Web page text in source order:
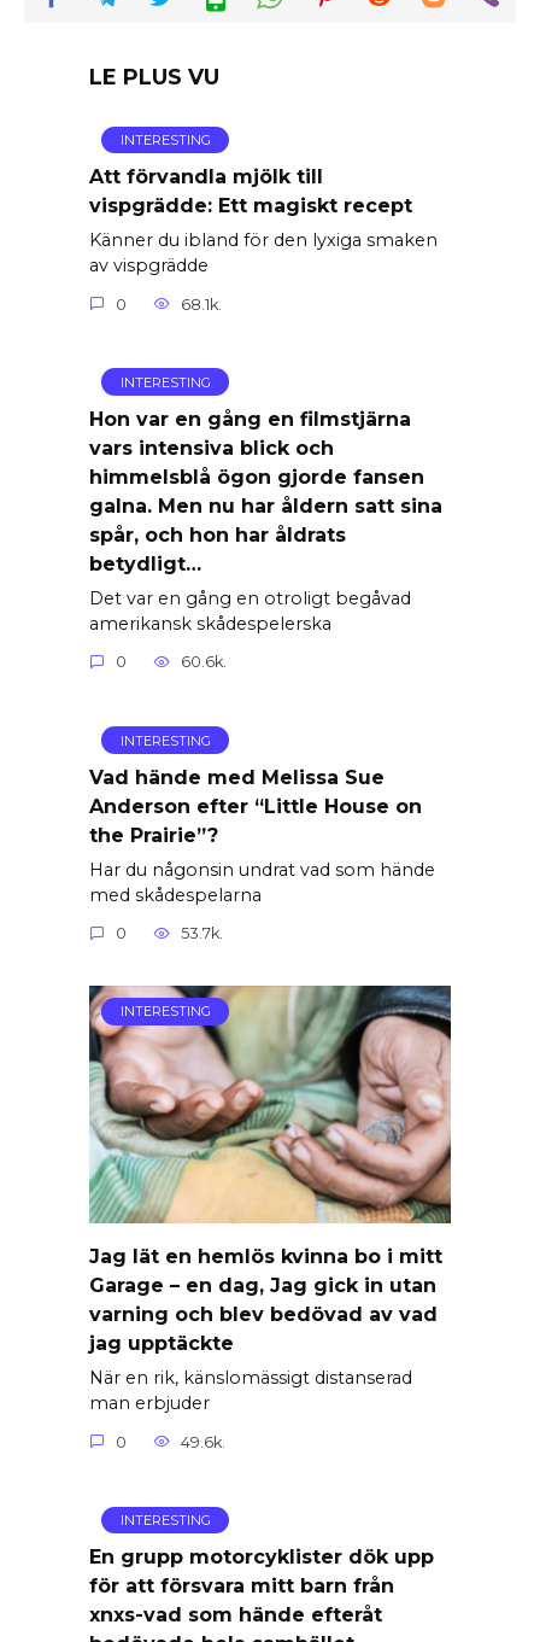
LE PLUS VU
INTERESTING
Att förvandla mjölk till
vispgrädde: Ett magiskt recept
Känner du ibland för den lyxiga smaken
av vispgrädde
0 68.1k.
INTERESTING
Hon var en gång en filmstjärna
vars intensiva blick och
himmelsblå ögon gjorde fansen
galna. Men nu har åldern satt sina
spår, och hon har åldrats
betydligt…
Det var en gång en otroligt begåvad
amerikansk skådespelerska
0 60.6k.
INTERESTING
Vad hände med Melissa Sue
Anderson efter “Little House on
the Prairie”?
Har du någonsin undrat vad som hände
med skådespelarna
0 53.7k.
INTERESTING
Jag lät en hemlös kvinna bo i mitt
Garage – en dag, Jag gick in utan
varning och blev bedövad av vad
jag upptäckte
När en rik, känslomässigt distanserad
man erbjuder
0 49.6k.
INTERESTING
En grupp motorcyklister dök upp
för att försvara mitt barn från
xnxs-vad som hände efteråt